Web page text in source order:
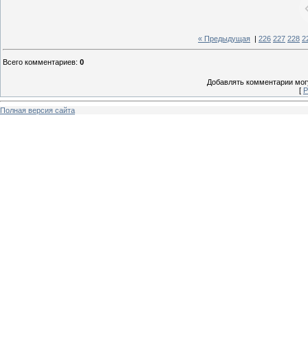
« Предыдущая 226 227 228
Всего комментариев: 0
Добавлять комментарии
[
Полная версия сайта